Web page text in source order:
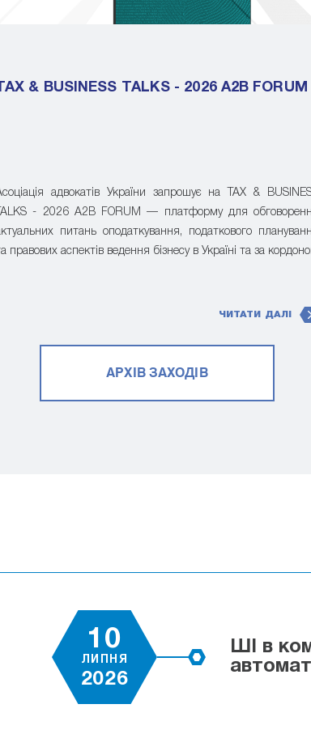
TAX & BUSINESS TALKS - 2026 A2B FORUM
адвокатів України запрошує на TAX &
TALKS - 2026 A2B FORUM — платформу для
питань оподаткування, податкового
правових аспектів ведення бізнесу в Україні та за
ЧИТАТИ ДАЛІ
АРХІВ ЗАХОДІВ
10
ЛИПНЯ
2026
ШІ в